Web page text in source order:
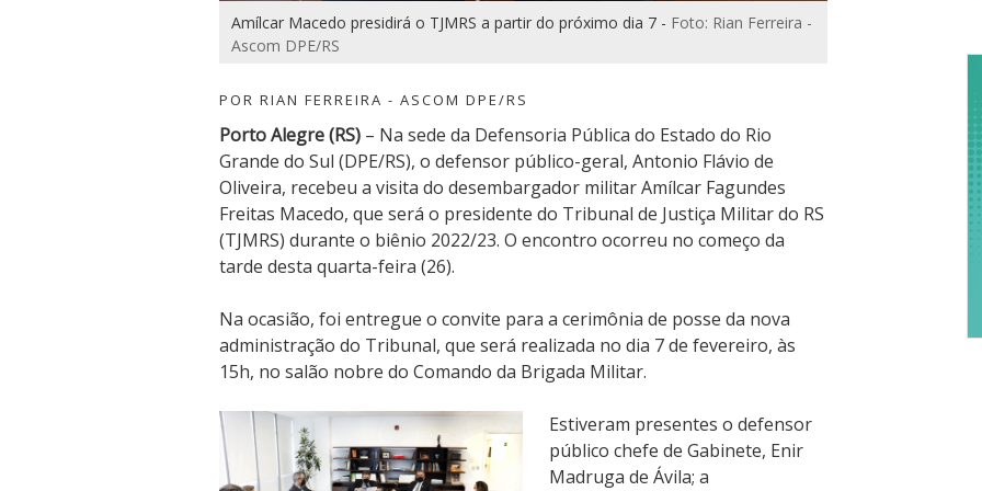
Amílcar Macedo presidirá o TJMRS a partir do próximo dia 7 - Foto: Rian Ferreira -
Ascom DPE/RS
POR RIAN FERREIRA - ASCOM DPE/RS
Porto Alegre (RS)– Na sede da Defensoria Pública do Estado do Rio
Grande do Sul (DPE/RS), o defensor público-geral, Antonio Flávio de
Oliveira, recebeu a visita do desembargador militar Amílcar Fagundes
Freitas Macedo, que será o presidente do Tribunal de Justiça Militar do RS
(TJMRS) durante o biênio 2022/23. O encontro ocorreu no começo da
tarde desta quarta-feira (26).
Na ocasião, foi entregue o convite para a cerimônia de posse da nova
administração do Tribunal, que será realizada no dia 7 de fevereiro, às
15h, no salão nobre do Comando da Brigada Militar.
Estiveram presentes o defensor
público chefe de Gabinete, Enir
Madruga de Ávila; a